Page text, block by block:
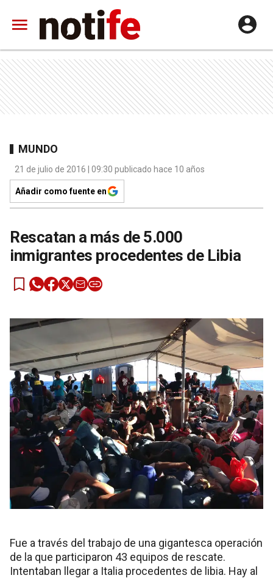
MUNDO
21 de julio de 2016 | 09:30 publicado hace 10 años
Añadir como fuente en
Rescatan a más de 5.000
inmigrantes procedentes de Libia
Fue a través del trabajo de una gigantesca operación
de la que participaron 43 equipos de rescate.
Intentaban llegar a Italia procedentes de libia. Hay al